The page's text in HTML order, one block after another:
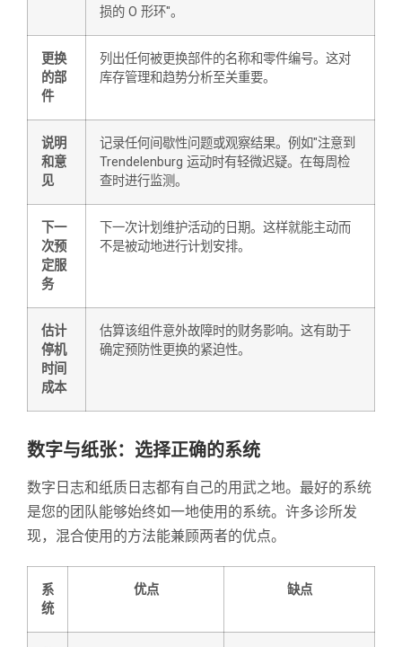
损的 O 形环"。
更换
的部
件
列出任何被更换部件的名称和零件编号。这对
库存管理和趋势分析至关重要。
说明
和意
见
记录任何间歇性问题或观察结果。例如"注意到
Trendelenburg 运动时有轻微迟疑。在每周检
查时进行监测。
下一
次预
定服
务
下一次计划维护活动的日期。这样就能主动而
不是被动地进行计划安排。
估计
停机
时间
成本
估算该组件意外故障时的财务影响。这有助于
确定预防性更换的紧迫性。
数字与纸张：选择正确的系统
数字日志和纸质日志都有自己的用武之地。最好的系统
是您的团队能够始终如一地使用的系统。许多诊所发
现，混合使用的方法能兼顾两者的优点。
系
统
优点 缺点